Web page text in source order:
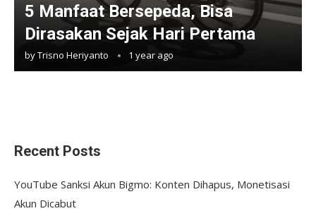
5 Manfaat Bersepeda, Bisa
Dirasakan Sejak Hari Pertama
byTrisno Heriyanto 1 year ago
Recent Posts
YouTube Sanksi Akun Bigmo: Konten Dihapus, Monetisasi
Akun Dicabut